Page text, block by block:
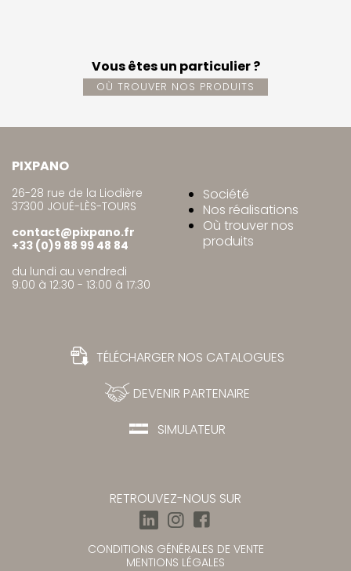
Vous êtes un particulier ?
OÙ TROUVER NOS PRODUITS
PIXPANO
26-28 rue de la Liodière
37300 JOUÉ-LÈS-TOURS
contact@pixpano.fr
+33 (0)9 88 99 48 84
du lundi au vendredi
9:00 à 12:30 - 13:00 à 17:30
Société
Nos réalisations
Où trouver nos
produits
TÉLÉCHARGER NOS CATALOGUES
DEVENIR PARTENAIRE
SIMULATEUR
RETROUVEZ-NOUS SUR
CONDITIONS GÉNÉRALES DE VENTE
MENTIONS LÉGALES